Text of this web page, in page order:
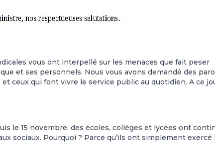
vous ont interpellé sur les menaces que fait peser
et ses personnels. Nous vous avons demandé des
ceux qui font vivre le service public au quotidien. A ce
le 15 novembre, des écoles, collèges et lycées ont
sociaux. Pourquoi ? Parce qu’ils ont simplement exercé